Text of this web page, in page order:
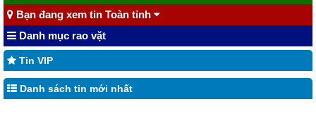
Bạn đang xem tin Toàn tỉnh
Danh mục rao vặt
Tin VIP
Danh sách tin mới nhất